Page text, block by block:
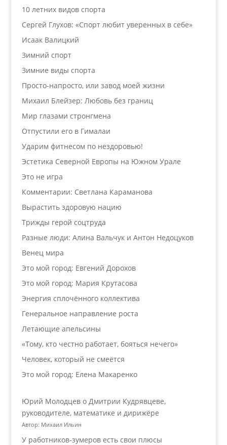
10 летних видов спорта
Сергей Глухов: «Спорт любит уверенных в себе»
Исаак Валицкий
Зимний спорт
Зимние виды спорта
Просто-напросто, или завод моей жизни
Михаил Блейзер: Любовь без границ
Мир глазами стронгмена
Отпустили его в Гималаи
Ударим фитнесом по нездоровью!
Эстетика Северной Европы на Южном Урале
Это не игра
Комментарии: Светлана Караманова
Вырастить здоровую нацию
Трижды герой соцтруда
Разные люди: Алина Вальчук и Антон Недоцуков
Венец мира
Это мой город: Евгений Дорохов
Это мой город: Мария Крутасова
Энергия сплочённого коллектива
Генеральное направление роста
Летающие апельсины
«Тому, кто честно работает, бояться нечего»
Человек, который не смеётся
Это мой город: Елена Макаренко
Юрий Молодцев о Дмитрии Кудрявцеве,
руководителе, математике и дирижёре
Автор: Михаил Ильин
У работников‑зумеров есть свои плюсы